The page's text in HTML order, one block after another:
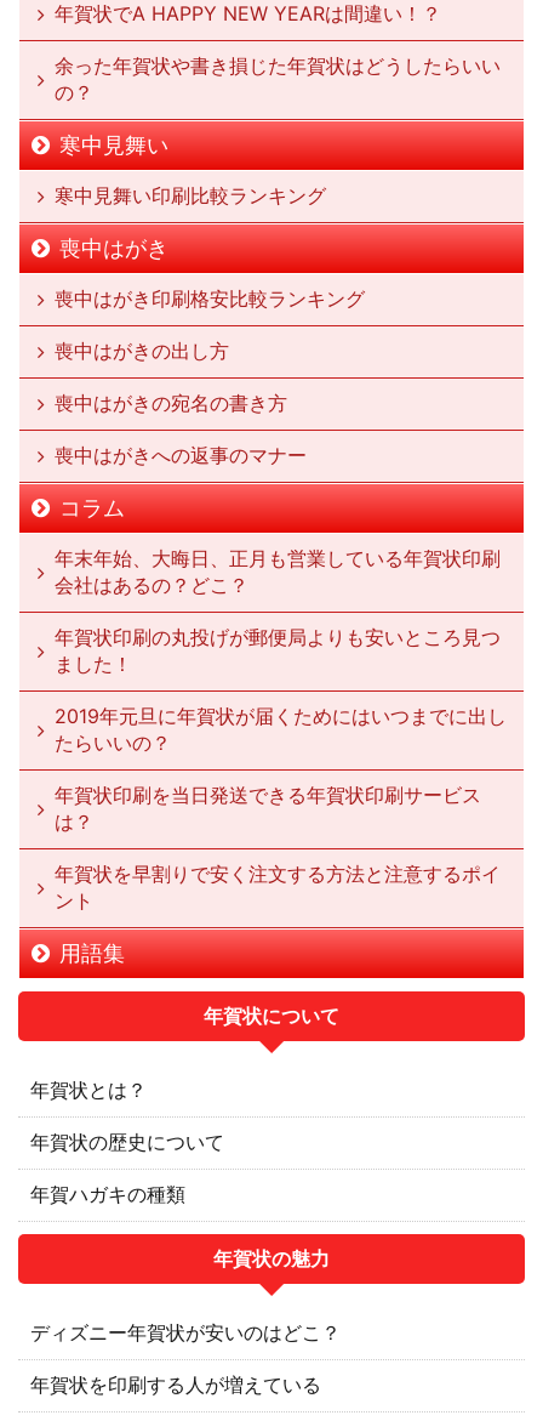
年賀状でA HAPPY NEW YEARは間違い！？
余った年賀状や書き損じた年賀状はどうしたらいい
の？
寒中見舞い
寒中見舞い印刷比較ランキング
喪中はがき
喪中はがき印刷格安比較ランキング
喪中はがきの出し方
喪中はがきの宛名の書き方
喪中はがきへの返事のマナー
コラム
年末年始、大晦日、正月も営業している年賀状印刷
会社はあるの？どこ？
年賀状印刷の丸投げが郵便局よりも安いところ見つ
ました！
2019年元旦に年賀状が届くためにはいつまでに出し
たらいいの？
年賀状印刷を当日発送できる年賀状印刷サービス
は？
年賀状を早割りで安く注文する方法と注意するポイ
ント
用語集
年賀状について
年賀状とは？
年賀状の歴史について
年賀ハガキの種類
年賀状の魅力
ディズニー年賀状が安いのはどこ？
年賀状を印刷する人が増えている